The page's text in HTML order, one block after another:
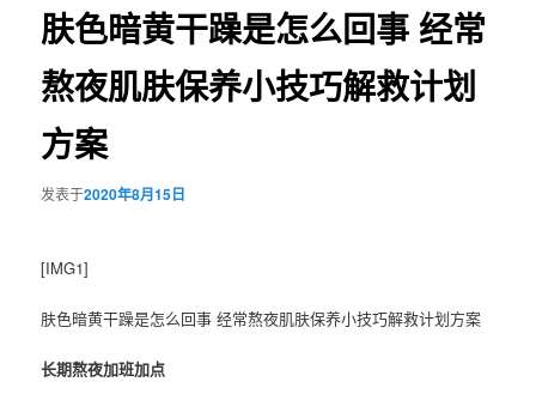
航
肤色暗黄干躁是怎么回事 经常
熬夜肌肤保养小技巧解救计划
方案
发表于2020年8月15日
[IMG1]
肤色暗黄干躁是怎么回事 经常熬夜肌肤保养小技巧解救计划方案
长期熬夜加班加点